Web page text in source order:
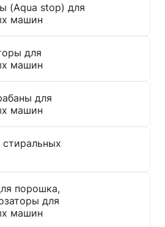
(Aqua stop) для
машин
для
машин
для
машин
порошка,
для
машин